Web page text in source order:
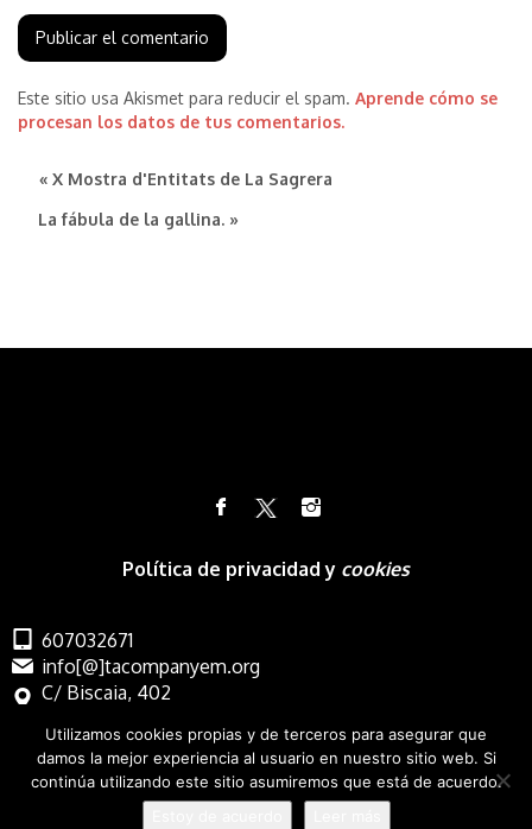
Este sitio usa Akismet para reducir el spam. Aprende cómo se
procesan los datos de tus comentarios.
« X Mostra d'Entitats de La Sagrera
La fábula de la gallina. »
Política de privacidad y cookies
607032671
info[@]tacompanyem.org
C/ Biscaia, 402
Utilizamos cookies propias y de terceros para asegurar que
damos la mejor experiencia al usuario en nuestro sitio web. Si
continúa utilizando este sitio asumiremos que está de acuerdo.